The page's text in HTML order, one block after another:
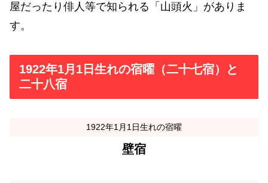
屋だったり俳人等で知られる「山頭火」がありま
す。
1922年1月1日生れの宿曜（二十七宿）と
二十八宿
1922年1月1日生れの宿曜
壁宿